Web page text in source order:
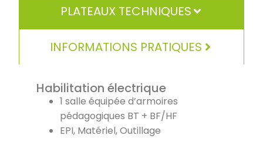
PLATEAUX TECHNIQUES
INFORMATIONS PRATIQUES
Habilitation électrique
1 salle équipée d’armoires
pédagogiques BT + BF/HF
EPI, Matériel, Outillage